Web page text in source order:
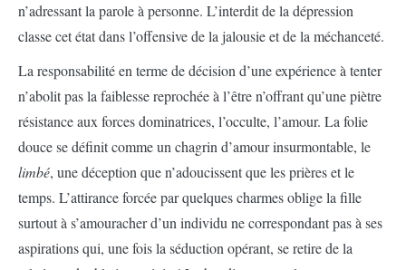
n’adressant la parole à personne. L’interdit de la dépression
classe cet état dans l’offensive de la jalousie et de la méchanceté.
La responsabilité en terme de décision d’une expérience à tenter
n’abolit pas la faiblesse reprochée à l’être n’offrant qu’une piètre
résistance aux forces dominatrices, l’occulte, l’amour. La folie
douce se définit comme un chagrin d’amour insurmontable, le
limbé, une déception que n’adoucissent que les prières et le
temps. L’attirance forcée par quelques charmes oblige la fille
surtout à s’amouracher d’un individu ne correspondant pas à ses
aspirations qui, une fois la séduction opérant, se retire de la